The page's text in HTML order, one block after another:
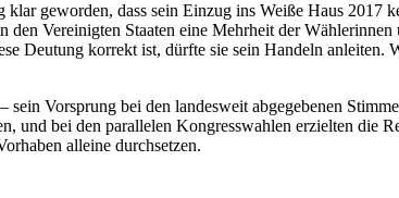
geworden, dass sein Einzug ins Weiße Haus 2017
Vereinigten Staaten eine Mehr­heit der
Deutung korrekt ist, dürfte sie sein Handeln
Vorsprung bei den landesweit abgegebenen
und bei den parallelen Kon­gresswahlen erzielten die
alleine durchsetzen.